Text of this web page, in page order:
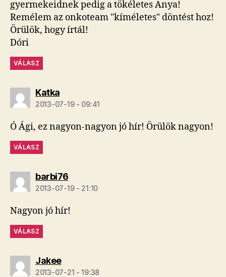
gyermekeidnek pedig a tökéletes Anya!
Remélem az onkoteam "kíméletes" döntést hoz!
Örülök, hogy írtál!
Dóri
VÁLASZ
Katkaszerint:
2013-07-19 - 09:41
Ó Ági, ez nagyon-nagyon jó hír! Örülök nagyon!
VÁLASZ
barbi76szerint:
2013-07-19 - 21:10
Nagyon jó hír!
VÁLASZ
Jakeeszerint:
2013-07-21 - 19:38